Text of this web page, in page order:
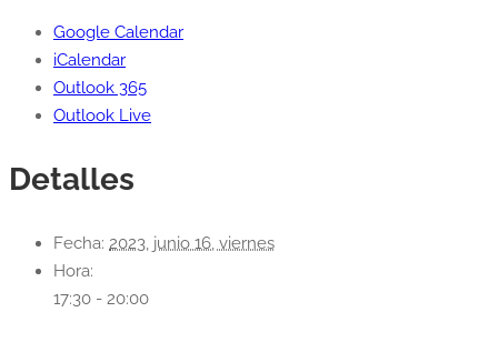
Google Calendar
iCalendar
Outlook 365
Outlook Live
Detalles
Fecha: 2023, junio 16, viernes
Hora:
17:30 - 20:00